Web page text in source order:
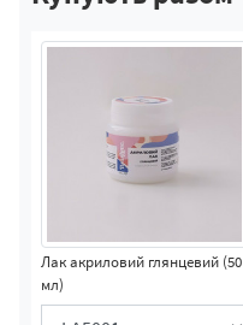
Лак акриловий глянцевий (50
мл)